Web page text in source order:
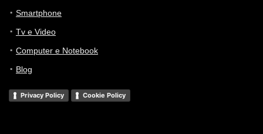
Smartphone
Tv e Video
Computer e Notebook
Blog
Privacy Policy Cookie Policy